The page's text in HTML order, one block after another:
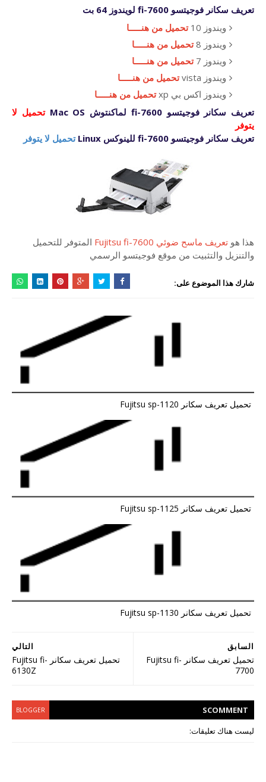
تعريف سكانر فوجيتسو fi-7600 لويندوز 64 بت
ويندوز 10
تحميل من هنـــــا
ويندوز 8
تحميل من هنـــــا
ويندوز 7
تحميل من هنـــــا
ويندوز vista
تحميل من هنـــــا
ويندوز اكس بي xp
تحميل من هنـــــا
تعريف سكانر فوجيتسوfi-7600 لماكنتوش Mac OS
تحميل لا
يتوفر
تعريف سكانر فوجيتسو fi-7600 للينوكس Linux تحميل لا يتوفر
هذا هو تعريف ماسح ضوئي Fujitsu fi-7600
المتوفر للتحميل
والتنزيل والتثبيت من موقع فوجيتسو الرسمي
شارك هذا الموضوع على:
تحميل تعريف سكانر Fujitsu sp-1120
تحميل تعريف سكانر Fujitsu sp-1125
تحميل تعريف سكانر Fujitsu sp-1130
التالي
تحميل تعريف سكانر Fujitsu fi-
6130Z
السابق
تحميل تعريف سكانر Fujitsu fi-
7700
COMMENT
S
BLOGGER
ليست هناك تعليقات: